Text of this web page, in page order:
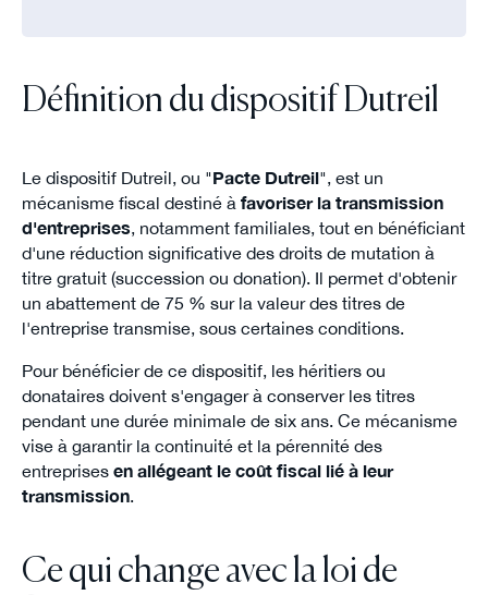
Définition du dispositif Dutreil
Le dispositif Dutreil, ou "Pacte Dutreil", est un
mécanisme fiscal destiné à favoriser la transmission
d'entreprises, notamment familiales, tout en bénéficiant
d'une réduction significative des droits de mutation à
titre gratuit (succession ou donation). Il permet d'obtenir
un abattement de 75 % sur la valeur des titres de
l'entreprise transmise, sous certaines conditions.
Pour bénéficier de ce dispositif, les héritiers ou
donataires doivent s'engager à conserver les titres
pendant une durée minimale de six ans. Ce mécanisme
vise à garantir la continuité et la pérennité des
entreprises en allégeant le coût fiscal lié à leur
transmission.
Ce qui change avec la loi de